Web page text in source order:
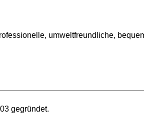
umweltfreundliche,
gegründet.